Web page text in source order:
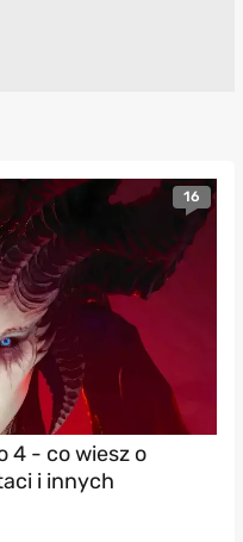
16
4 - co wiesz o
i innych